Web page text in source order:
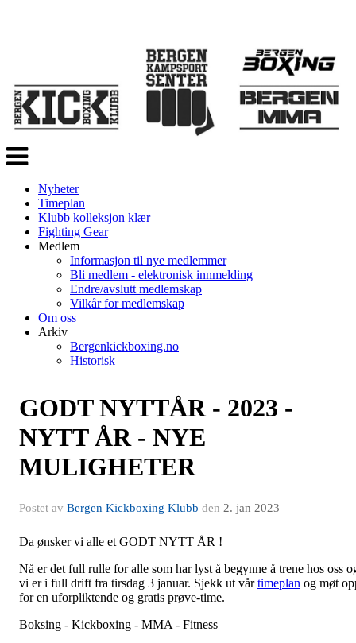
Veksle
navigasjon
Nyheter
Timeplan
Klubb kolleksjon klær
Fighting Gear
Medlem
Informasjon til nye medlemmer
Bli medlem - elektronisk innmelding
Endre/avslutt medlemskap
Vilkår for medlemskap
Om oss
Arkiv
Bergenkickboxing.no
Historisk
GODT NYTTÅR - 2023 -
NYTT ÅR - NYE
MULIGHETER
Postet av Bergen Kickboxing Klubb den 2. jan 2023
Da ønsker vi alle et GODT NYTT ÅR !
Nå er det full rulle for alle som har lyst å begynne å trene hos oss
vi er i full drift fra tirsdag 3 januar. Sjekk ut vårtimeplan og møt
for en uforpliktende og gratis prøve-time.
Boksing - Kickboxing - MMA - Fitness